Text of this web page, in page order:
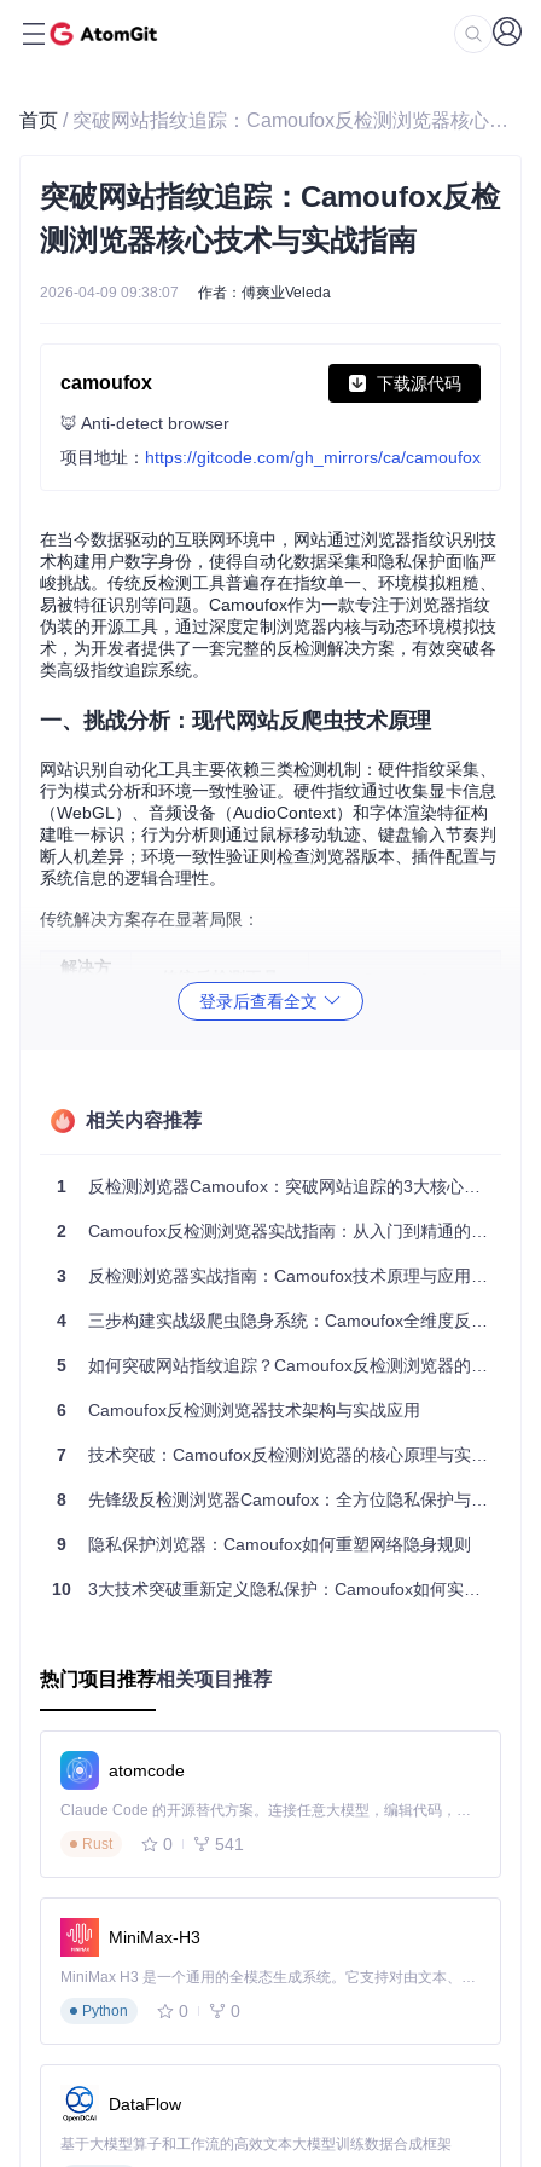
首页 / 突破网站指纹追踪：Camoufox反检测浏览器核心技术与实战指南
突破网站指纹追踪：Camoufox反检
测浏览器核心技术与实战指南
2026-04-09 09:38:07 作者：傅爽业Veleda
camoufox 下载源代码
🦊 Anti-detect browser
项目地址： https://gitcode.com/gh_mirrors/ca/camoufox
在当今数据驱动的互联网环境中，网站通过浏览器指纹识别技
术构建用户数字身份，使得自动化数据采集和隐私保护面临严
峻挑战。传统反检测工具普遍存在指纹单一、环境模拟粗糙、
易被特征识别等问题。Camoufox作为一款专注于浏览器指纹
伪装的开源工具，通过深度定制浏览器内核与动态环境模拟技
术，为开发者提供了一套完整的反检测解决方案，有效突破各
类高级指纹追踪系统。
一、挑战分析：现代网站反爬虫技术原理
网站识别自动化工具主要依赖三类检测机制：硬件指纹采集、
行为模式分析和环境一致性验证。硬件指纹通过收集显卡信息
（WebGL）、音频设备（AudioContext）和字体渲染特征构
建唯一标识；行为分析则通过鼠标移动轨迹、键盘输入节奏判
断人机差异；环境一致性验证则检查浏览器版本、插件配置与
系统信息的逻辑合理性。
传统解决方案存在显著局限：
解决方
传统反检测工具
静态替换User-Agen
动态生成完整指纹谱
行为模
检测对
二、核心创新：三大技术突破重构浏览器指纹体
系
1. 动态指纹注入引擎（Dynamic Fingerprint Injection）
oufox的核心竞争力。该引擎位于pythonlib/camoufox/fin
2000+真实设备配置）、动态生成器（实时组合硬件特征）和
端工作站的各类设备特征，就像为浏览器动态更换"数字身份
览器内核的深度定制。其中webrtc-ip-spoofing.patch
写网络地址暴露逻辑，canvas-fingerprinting.patch
扰图像渲染特征，
音频设备指纹。这些补丁协同工作，从底层瓦解网站的特征提
取机制。
位于juggler/目录的行为模拟系统能够生成接近人类的交互
迹，MouseTrajectories.hpp定义了20+种不同用户行为特
征（如快速点击、犹豫徘徊等）。该引擎使自动化操作的行为
特征与真实用户无统计学差异。
三、实施路径：四步构建安全浏览环境
准备阶段：环境部署
📌环境要求：Python 3.7+，Git，系统依赖库
# 克隆项目仓库
git clone
登录后查看全文
相关内容推荐
1 反检测浏览器Camoufox：突破网站追踪的3大核心策略
2 Camoufox反检测浏览器实战指南：从入门到精通的隐身技术
3 反检测浏览器实战指南：Camoufox技术原理与应用策略
4 三步构建实战级爬虫隐身系统：Camoufox全维度反检测策略指南
5 如何突破网站指纹追踪？Camoufox反检测浏览器的技术实现与应用解析
6 Camoufox反检测浏览器技术架构与实战应用
7 技术突破：Camoufox反检测浏览器的核心原理与实战应用指南
8 先锋级反检测浏览器Camoufox：全方位隐私保护与数据安全解决方案
9 隐私保护浏览器：Camoufox如何重塑网络隐身规则
10 3大技术突破重新定义隐私保护：Camoufox如何实现99%的网络隐身？
热门项目推荐相关项目推荐
atomcode
Claude Code 的开源替代方案。连接任意大模型，编辑代码，运行命令，自动验证 — 全自动执行。用 Rust 构建，极致性能。 ｜ An open-source alternative to Claude Code. Connect any LLM, edit code, run commands, and verify changes — autonomously. Built in Rust for speed. Get Started
Rust
0 541
MiniMax-H3
MiniMax H3 是一个通用的全模态生成系统。它支持对由文本、图像、视频和音频组成的多模态上下文进行统一理解，并能生成分辨率高达 2K、时长可达 15 秒的带原生立体声音频的视频。得益于面向任务泛化的系统设计，H3 在预训练阶段就已具备广泛的多模态上下文理解与生成能力，能够出色地执行复杂的多模态指令。
Python
0 0
DataFlow
基于大模型算子和工作流的高效文本大模型训练数据合成框架